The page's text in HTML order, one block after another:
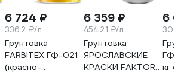
6 724 ₽
336.2 ₽/л
Грунтовка
FARBITEX ГФ-021
(красно-
6 359 ₽
454.21 ₽/л
Грунтовка
ЯРОСЛАВСКИЕ
КРАСКИ FAKTOR
6
ГФ-
кг